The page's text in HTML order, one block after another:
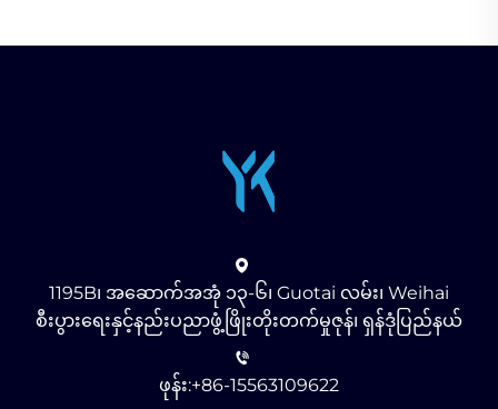
1195B၊ အဆောက်အအုံ ၁၃-၆၊ Guotai လမ်း၊ Weihai
စီးပွားရေးနှင့်နည်းပညာဖွံ့ဖြိုးတိုးတက်မှုဇုန်၊ ရှန်ဒုံပြည်နယ်
ဖုန်း:+86-15563109622